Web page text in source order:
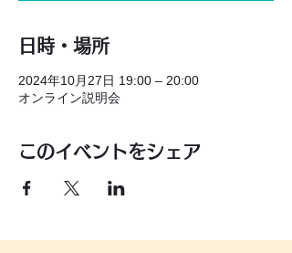
日時・場所
2024年10月27日 19:00 – 20:00
オンライン説明会
このイベントをシェア